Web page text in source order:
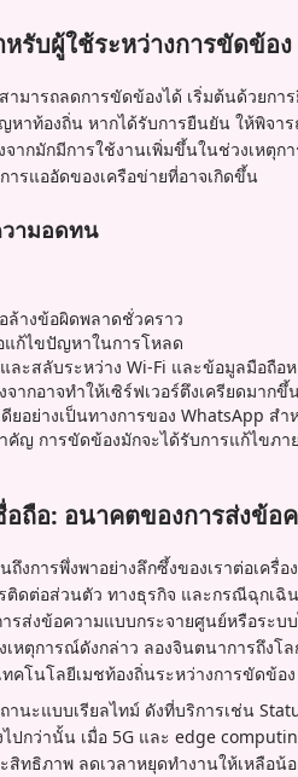
รับผู้ใช้ระหว่างการขัดข้อง
มารถลดการขัดข้องได้ เริ่มต้นด้วยกา
หาท้องถิ่น หากได้รับการยืนยัน ให้พิจ
จากมักมีการใช้งานเพิ่มขึ้นในช่วงเหตุ
ารแออัดของเครือข่ายที่อาจเกิดขึ้น
ามอดทน
างข้อผิดพลาดชั่วคราว
แก้ไขปัญหาในการโหลด
ะสลับระหว่าง Wi-Fi และข้อมูลมือถือ
ากอาจทำให้เซิร์ฟเวอร์ตึงเครียดมากขึ้
ย่างเป็นทางการของ WhatsApp สำ
ญ การขัดข้องมักจะได้รับการแก้ไขภา
ถือ: อนาคตของการส่งข้อ
ถึงการพึ่งพาอย่างลึกซึ้งของเราต่อเครื่
ดต่อส่วนตัว ทางธุรกิจ และกรณีฉุกเฉิ
รส่งข้อความแบบกระจายศูนย์หรือระ
หตุการณ์ดังกล่าว ลองจินตนาการถึงโ
คโนโลยีเมชท้องถิ่นระหว่างการขัดข้อง
นะแบบเรียลไทม์ ดังที่บริการเช่น
ปกว่านั้น เมื่อ 5G และ edge
สิทธิภาพ ลดเวลาหยุดทำงานให้เหลือ